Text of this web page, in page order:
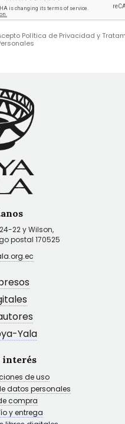
Política de Privacidad y
22 y Wilson,
postal 170525
Yala
interés
de uso
datos personales
compra
y entrega